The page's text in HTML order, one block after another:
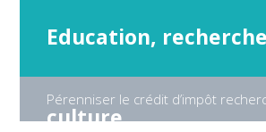
Education,
culture
Pérenniser le crédit d’impôt